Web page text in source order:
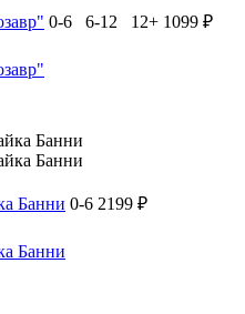
0-6 6-12 12+ 1099 ₽
Банни 0-6 2199 ₽
Банни